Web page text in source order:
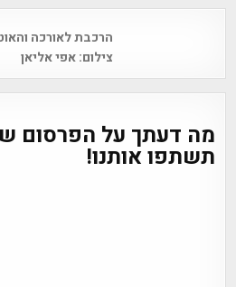
navigationהרכבת לאורכה
צילום: אפי אליאן
מה דעתך על הפרסום
תשתפו אותנו!